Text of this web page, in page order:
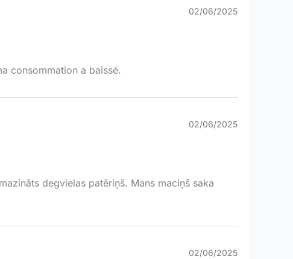
02/06/2025
consommation a baissé.
02/06/2025
degvielas patēriņš. Mans maciņš saka
02/06/2025